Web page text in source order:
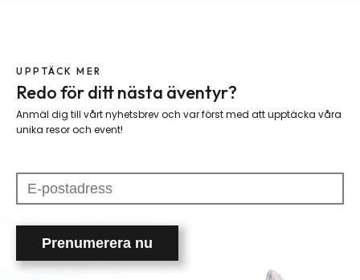
UPPTÄCK MER
Redo för ditt nästa äventyr?
Anmäl dig till vårt nyhetsbrev och var först med att upptäcka våra
unika resor och event!
Please
leave
this
field
empty.